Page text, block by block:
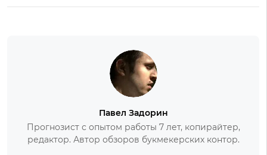
Павел Задорин
Прогнозист с опытом работы 7 лет, копирайтер,
редактор. Автор обзоров букмекерских контор.